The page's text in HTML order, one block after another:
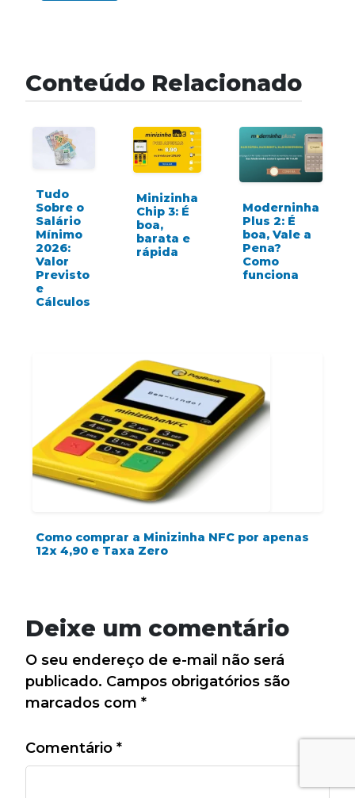
Conteúdo Relacionado
Tudo
Sobre o
Salário
Mínimo
2026:
Valor
Previsto
e
Cálculos
Minizinha
Chip 3: É
boa,
barata e
rápida
Moderninha
Plus 2: É
boa, Vale a
Pena?
Como
funciona
Como comprar a Minizinha NFC por apenas
12x 4,90 e Taxa Zero
Deixe um comentário
O seu endereço de e-mail não será
publicado. Campos obrigatórios são
marcados com *
Comentário *